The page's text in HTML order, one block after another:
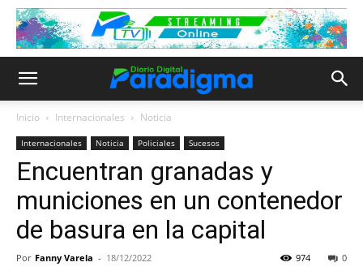
Inicio Internacionales Noticia
Internacionales Noticia Policiales Sucesos
Encuentran granadas y
municiones en un contenedor
de basura en la capital
Por Fanny Varela - 18/12/2022 0
974